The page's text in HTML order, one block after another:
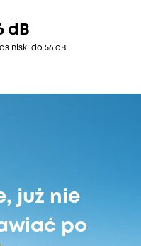
dB
niski do 56 dB
już nie
po